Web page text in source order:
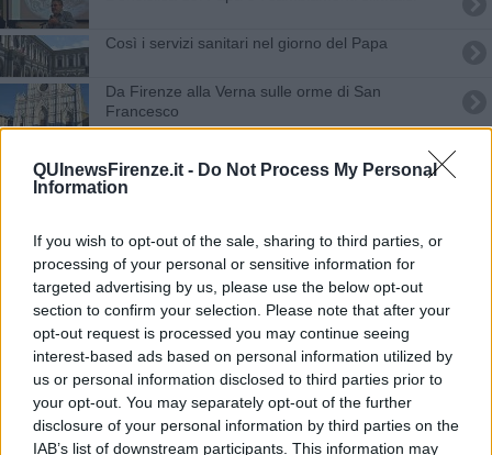
QUInewsFirenze.it - Do Not Process My Personal
Information
If you wish to opt-out of the sale, sharing to third parties, or
processing of your personal or sensitive information for
targeted advertising by us, please use the below opt-out
section to confirm your selection. Please note that after your
opt-out request is processed you may continue seeing
interest-based ads based on personal information utilized by
us or personal information disclosed to third parties prior to
your opt-out. You may separately opt-out of the further
disclosure of your personal information by third parties on the
IAB’s list of downstream participants. This information may
Così i servizi sanitari nel giorno del Papa
Da Firenze alla Verna sulle orme di San
Francesco
Stadio Franchi equiparato alle cattedrali italiane
Francesco Nuti, compostezza e commozione ai
funerali privati
Santa Croce, un nuovo patto per aprirla alla città
Ferragosto al museo, ecco dove in Toscana
L'arte di sera, ecco la Notte europea dei Musei
Festa della Repubblica, domenica gratis nei
musei